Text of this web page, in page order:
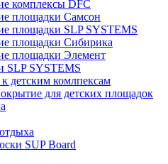
комплексы DFC
площадки Самсон
площадки SLP SYSTEMS
площадки Сибирика
площадки Элемент
SLP SYSTEMS
детским комлпексам
для детских площадок
SUP Board